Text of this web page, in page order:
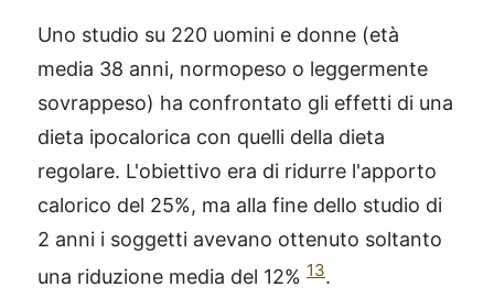
Uno studio su 220 uomini e donne (età
media 38 anni, normopeso o leggermente
sovrappeso) ha confrontato gli effetti di una
dieta ipocalorica con quelli della dieta
regolare. L'obiettivo era di ridurre l'apporto
calorico del 25%, ma alla fine dello studio di
2 anni i soggetti avevano ottenuto soltanto
una riduzione media del 12% 13.